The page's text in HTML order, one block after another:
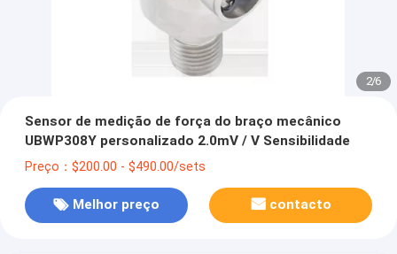
2/6
Sensor de medição de força do braço mecânico
UBWP308Y personalizado 2.0mV / V Sensibilidade
Preço：$200.00 - $490.00/sets
Melhor preço contacto